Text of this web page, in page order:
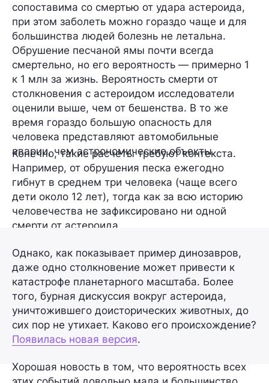
сопоставима со смертью от удара астероида,
при этом заболеть можно гораздо чаще и для
большинства людей болезнь не летальна.
Обрушение песчаной ямы почти всегда
смертельно, но его вероятность — примерно 1
к 1 млн за жизнь. Вероятность смерти от
столкновения с астероидом исследователи
оценили выше, чем от бешенства. В то же
время гораздо большую опасность для
человека представляют автомобильные
аварии, чем астрономические объекты.
Конечно, такие расчеты требуют контекста.
Например, от обрушения песка ежегодно
гибнут в среднем три человека (чаще всего
дети около 12 лет), тогда как за всю историю
человечества не зафиксировано ни одной
смерти от астероида.
Однако, как показывает пример динозавров,
даже одно столкновение может привести к
катастрофе планетарного масштаба. Более
того, бурная дискуссия вокруг астероида,
уничтожившего доисторических животных, до
сих пор не утихает. Каково его происхождение?
Появилась новая версия.
Хорошая новость в том, что вероятность всех